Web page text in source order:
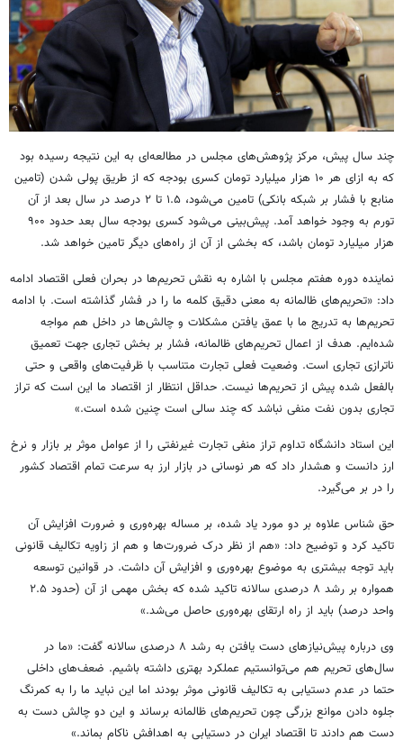
چند سال پیش، مرکز پژوهش‌های مجلس در مطالعه‌ای به این نتیجه رسیده بود
که به ازای هر ۱۰ هزار میلیارد تومان کسری بودجه که از طریق پولی شدن (تامین
منابع با فشار بر شبکه بانکی) تامین می‌شود، ۱.۵ تا ۲ درصد در سال بعد از آن
تورم به وجود خواهد آمد. پیش‌بینی می‌شود کسری بودجه سال بعد حدود ۹۰۰
هزار میلیارد تومان باشد، که بخشی از آن از راه‌های دیگر تامین خواهد شد.
نماینده دوره هفتم مجلس با اشاره به نقش تحریم‌ها در بحران فعلی اقتصاد ادامه
داد: «تحریم‌های ظالمانه به معنی دقیق کلمه ما را در فشار گذاشته است. با ادامه
تحریم‌ها به تدریج ما با عمق یافتن مشکلات و چالش‌ها در داخل هم مواجه
شده‌ایم. هدف از اعمال تحریم‌های ظالمانه، فشار بر بخش تجاری جهت تعمیق
ناترازی تجاری است. وضعیت فعلی تجارت متناسب با ظرفیت‌های واقعی و حتی
بالفعل شده پیش از تحریم‌ها نیست. حداقل انتظار از اقتصاد ما این است که تراز
تجاری بدون نفت منفی نباشد که چند سالی است چنین شده است.»
این استاد دانشگاه تداوم تراز منفی تجارت غیرنفتی را از عوامل موثر بر بازار و نرخ
ارز دانست و هشدار داد که هر نوسانی در بازار ارز به سرعت تمام اقتصاد کشور
را در بر می‌گیرد.
حق شناس علاوه بر دو مورد یاد شده، بر مساله بهره‌وری و ضرورت افزایش آن
تاکید کرد و توضیح داد:‌ «هم از نظر درک ضرورت‌ها و هم از زاویه تکالیف قانونی
باید توجه بیشتری به موضوع بهره‌وری و افزایش آن داشت. در قوانین توسعه
همواره بر رشد ۸ درصدی سالانه تاکید شده که بخش مهمی از آن (حدود ۲.۵
واحد درصد) باید از راه ارتقای بهره‌وری حاصل می‌شد.»
وی درباره پیش‌نیازهای دست یافتن به رشد ۸ درصدی سالانه گفت: «ما در
سال‌های تحریم هم می‌توانستیم عملکرد بهتری داشته باشیم. ضعف‌های داخلی
حتما در عدم دستیابی به تکالیف قانونی موثر بودند اما این نباید ما را به کمرنگ
جلوه دادن موانع بزرگی چون تحریم‌های ظالمانه برساند و این دو چالش دست به
دست هم دادند تا اقتصاد ایران در دستیابی به اهدافش ناکام بماند.»